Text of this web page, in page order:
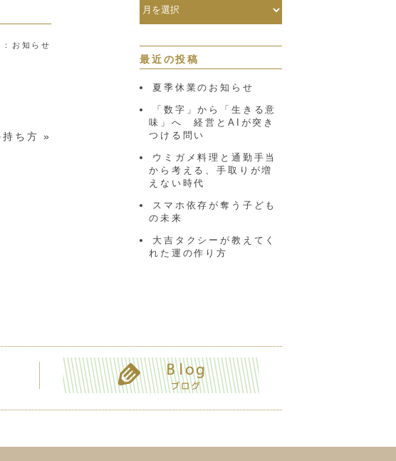
最近の投稿
夏季休業のお知らせ
「数字」から「生きる意
味」へ 経営とAIが突き
つける問い
ウミガメ料理と通勤手当
から考える、手取りが増
えない時代
スマホ依存が奪う子ども
の未来
大吉タクシーが教えてく
れた運の作り方
お知らせ
持ち方 »